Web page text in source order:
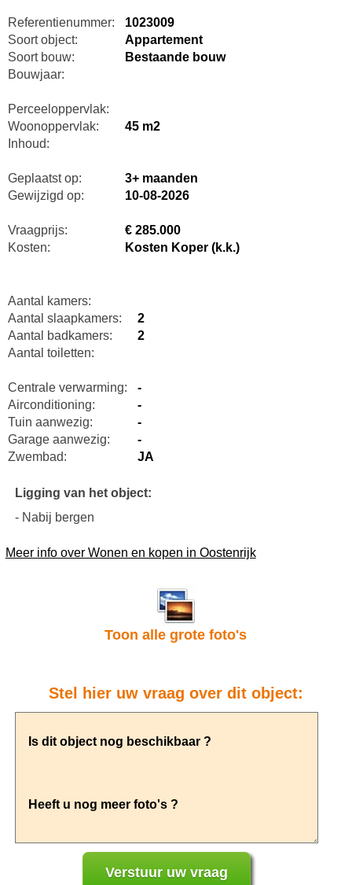
Referentienummer:
1023009
Soort object:
Appartement
Soort bouw:
Bestaande bouw
Bouwjaar:
Perceeloppervlak:
Woonoppervlak:
45 m2
Inhoud:
Geplaatst op:
3+ maanden
Gewijzigd op:
10-08-2026
Vraagprijs:
€ 285.000
Kosten:
Kosten Koper (k.k.)
Aantal kamers:
Aantal slaapkamers:
2
Aantal badkamers:
2
Aantal toiletten:
Centrale verwarming:
-
Airconditioning:
-
Tuin aanwezig:
-
Garage aanwezig:
-
Zwembad:
JA
Ligging van het object:
- Nabij bergen
Meer info over Wonen en kopen in Oostenrijk
Toon alle grote foto's
Stel hier uw vraag over dit object: